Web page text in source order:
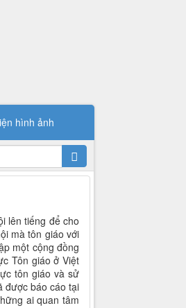
hình ảnh
lên tiếng để cho
mà tôn giáo với
một cộng đồng
Tôn giáo ở Việt
tôn giáo và sử
được báo cáo tại
ai quan tâm